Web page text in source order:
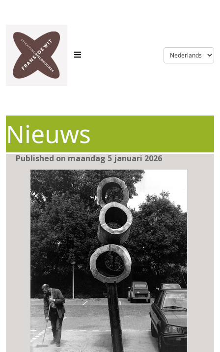
language
Nieuws
Published on maandag 5 januari 2026